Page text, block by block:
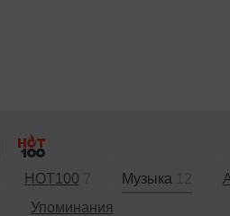
HOT100 Музыка
Упоминания